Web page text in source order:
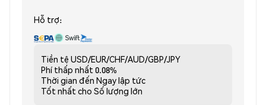
Hỗ trợ:
Tiền tệ USD/EUR/CHF/AUD/GBP/JPY
Phí thấp nhất 0.08%
Thời gian đến Ngay lập tức
Tốt nhất cho Số lượng lớn